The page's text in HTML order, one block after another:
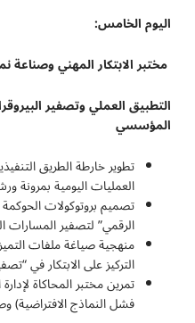
اليوم الخامس:
مختبر الابتكار المهني وصناعة
التطبيق العملي وتصفير
المؤسسي
تطوير خارطة الطريق
العمليات اليومية بمرونة
تصميم بروتوكولات الحوكمة
الرقمي” لتصفير المسارات
منهجية صياغة ملفات
التركيز على الابتكار في
تمرين مختبر المحاكاة
فشل النماذج الافتراضية)